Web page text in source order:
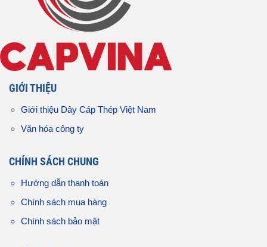
GIỚI THIỆU
Giới thiệu Dây Cáp Thép Việt Nam
Văn hóa công ty
CHÍNH SÁCH CHUNG
Hướng dẫn thanh toán
Chính sách mua hàng
Chính sách bảo mật